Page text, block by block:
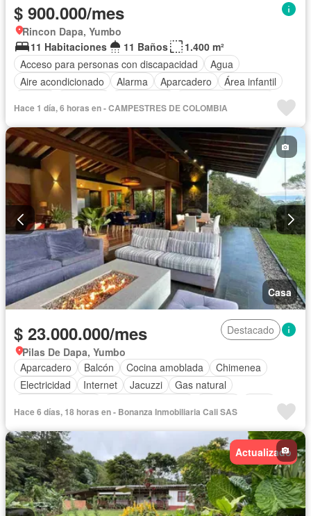
$ 900.000/mes
Rincon Dapa, Yumbo
11 Habitaciones
11 Baños
1.400 m²
Acceso para personas con discapacidad
Agua
Aire acondicionado
Alarma Aparcadero
Área infantil
Chimenea
Cocina amoblada
Cocina integral
Cuarto de servicio
Depósito Electricidad
Gas natural
Gimnasio
Internet Jacuzzi Jardín Estudio
Patio
Piscina
Vigilante Sauna
Seguridad privada
Tanque de agua
Terraza Vista panorámica
Wifi
Permite mascotas
Permite niños Solo familias
Hace 1 día, 6 horas en - CAMPESTRES DE COLOMBIA
Casa
$ 23.000.000/mes
Destacado
Pilas De Dapa, Yumbo
Aparcadero
Balcón Cocina amoblada
Chimenea
Electricidad
Internet Jacuzzi
Gas natural
Tanque de agua
Patio Área infantil
Vigilante
Acceso para personas con discapacidad
Jardín
Caseta de vigilancia
Barbecue Wifi
Seguridad privada
Permite mascotas
Permite niños Solo familias
Hace 6 días, 18 horas en - Bonanza Inmobiliaria Cali SAS
Actualizado